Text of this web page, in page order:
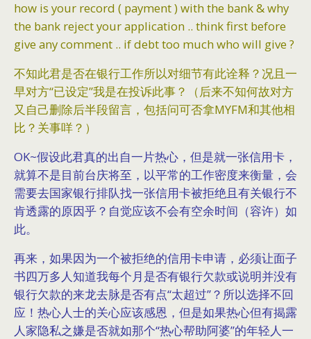
how is your record ( payment ) with the bank & why
the bank reject your application .. think first before
give any comment .. if debt too much who will give ?
不知此君是否在银行工作所以对细节有此诠释？况且一
早对方“已设定”我是在投诉此事？（后来不知何故对方
又自己删除后半段留言，包括问可否拿MYFM和其他相
比？关事咩？）
OK~假设此君真的出自一片热心，但是就一张信用卡，
就算不是目前台庆将至，以平常的工作密度来衡量，会
需要去国家银行排队找一张信用卡被拒绝且有关银行不
肯透露的原因乎？自觉应该不会有空余时间（容许）如
此。
再来，如果因为一个被拒绝的信用卡申请，必须让面子
书四万多人知道我每个月是否有银行欠款或说明并没有
银行欠款的来龙去脉是否有点“太超过”？所以选择不回
应！热心人士的关心应该感恩，但是如果热心但有揭露
人家隐私之嫌是否就如那个“热心帮助阿婆”的年轻人一